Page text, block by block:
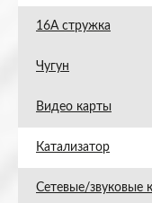
16А стружка
Чугун
Видео карты
Катализатор
Сетевые/звуковые